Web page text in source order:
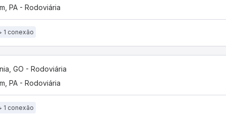
PA - Rodoviária
1 conexão
GO - Rodoviária
PA - Rodoviária
1 conexão